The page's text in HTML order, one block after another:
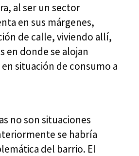
al ser un sector
en sus márgenes,
de calle, viviendo allí,
en donde se alojan
situación de consumo a
no son situaciones
se habría
del barrio. El